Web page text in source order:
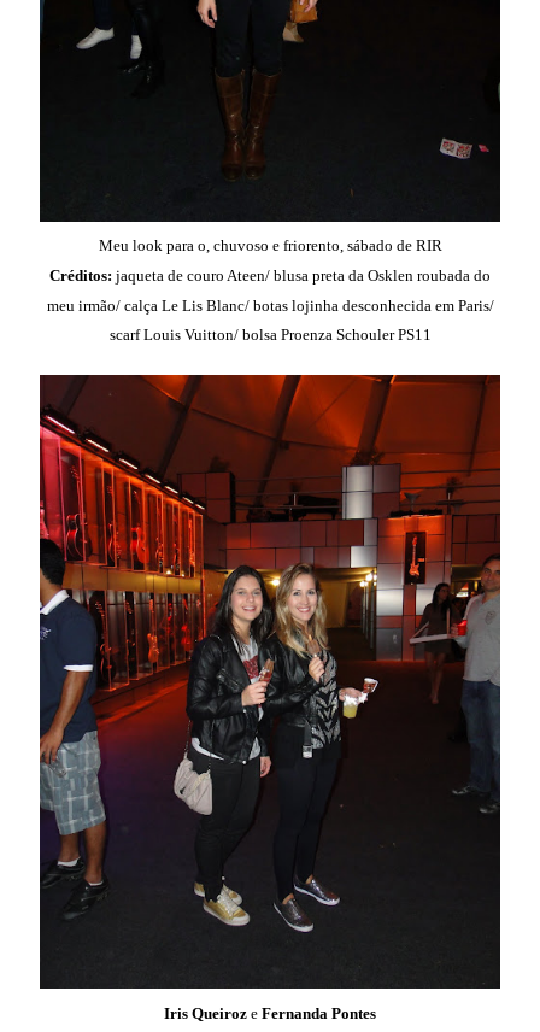
Meu look para o, chuvoso e friorento, sábado de RIR
Créditos: jaqueta de couro Ateen/ blusa preta da Osklen roubada do
meu irmão/ calça Le Lis Blanc/ botas lojinha desconhecida em Paris/
scarf Louis Vuitton/ bolsa Proenza Schouler PS11
Iris Queiroz e Fernanda Pontes